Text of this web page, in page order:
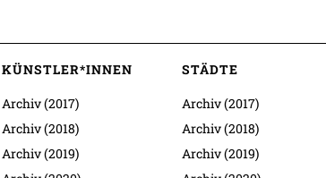
KÜNSTLER*INNEN
Archiv (2017)
Archiv (2018)
Archiv (2019)
STÄDTE
Archiv (2017)
Archiv (2018)
Archiv (2019)